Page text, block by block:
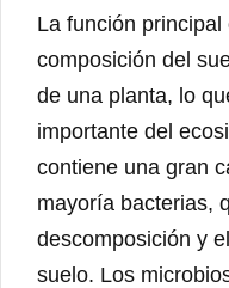
La función
composición del
de una planta, lo
importante del
contiene una gran
mayoría bacterias,
descomposición y
suelo. Los